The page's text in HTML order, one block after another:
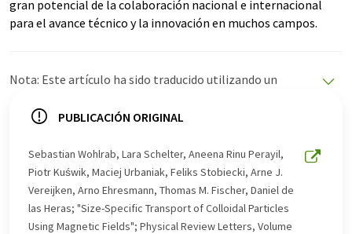
gran potencial de la colaboración nacional e internacional
para el avance técnico y la innovación en muchos campos.
Nota: Este artículo ha sido traducido utilizando un
ofrece estas traducciones automáticas para presentar
este artículo ha sido traducido con traducción
automática, es posible que contenga errores de
vocabulario, sintaxis o gramática. El artículo original en
Inglés se puede encontraraquí.
PUBLICACIÓN ORIGINAL
Sebastian Wohlrab, Lara Schelter, Aneena Rinu Perayil,
Piotr Kuświk, Maciej Urbaniak, Feliks Stobiecki, Arne J.
Vereijken, Arno Ehresmann, Thomas M. Fischer, Daniel de
las Heras; "Size-Specific Transport of Colloidal Particles
Using Magnetic Fields"; Physical Review Letters, Volume